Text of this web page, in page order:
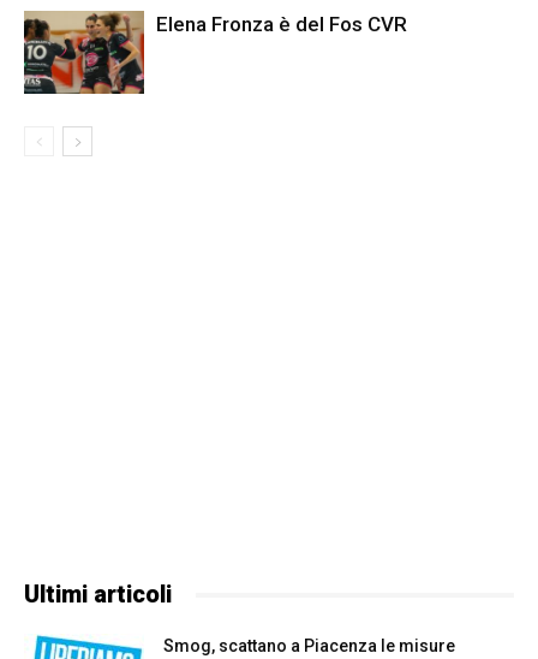
Elena Fronza è del Fos CVR
Ultimi articoli
Smog, scattano a Piacenza le misure